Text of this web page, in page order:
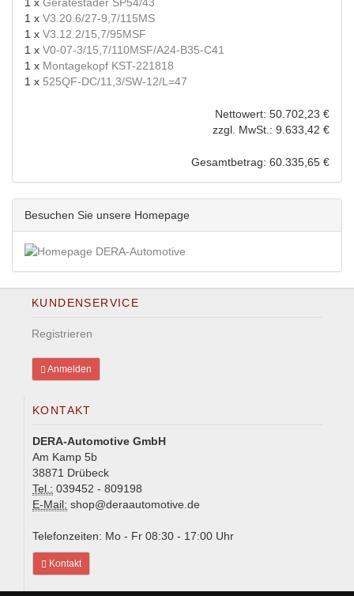
1 x V3.20.6/27-9,7/115MS
1 x V3.12.2/15,7/95MSF
1 x V0-07-3/15,7/110MSF/A24-B35-C41
1 x Montagekopf KST-221818
1 x 525QF-DC/11,3/SW-12/L=47
Nettowert: 50.702,23 €
zzgl. MwSt.: 9.633,42 €
Gesamtbetrag: 60.335,65 €
Besuchen Sie unsere Homepage
KUNDENSERVICE
Registrieren
Anmelden
KONTAKT
DERA-Automotive GmbH
Am Kamp 5b
38871 Drübeck
Tel.: 039452 - 809198
E-Mail: shop@deraautomotive.de
Telefonzeiten: Mo - Fr 08:30 - 17:00 Uhr
Kontakt